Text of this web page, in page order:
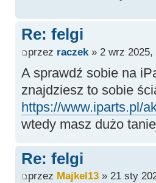
Re: felgi
przez raczek» 2 wrz 2025,
A sprawdź sobie na
znajdziesz to sobie
https://www.iparts.pl/
wtedy masz dużo
Re: felgi
przez Majkel13» 21 sty